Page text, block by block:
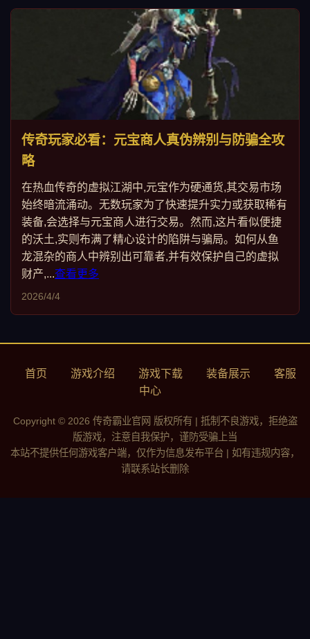
传奇玩家必看：元宝商人真伪辨别与防骗全攻
略
在热血传奇的虚拟江湖中,元宝作为硬通货,其交易市场
始终暗流涌动。无数玩家为了快速提升实力或获取稀有
装备,会选择与元宝商人进行交易。然而,这片看似便捷
的沃土,实则布满了精心设计的陷阱与骗局。如何从鱼
龙混杂的商人中辨别出可靠者,并有效保护自己的虚拟
财产,...查看更多
2026/4/4
首页 游戏介绍 游戏下载 装备展示
客服
中心
Copyright © 2026 传奇霸业官网 版权所有 | 抵制不良游戏，拒绝盗
版游戏，注意自我保护，谨防受骗上当
本站不提供任何游戏客户端，仅作为信息发布平台 | 如有违规内容，
请联系站长删除